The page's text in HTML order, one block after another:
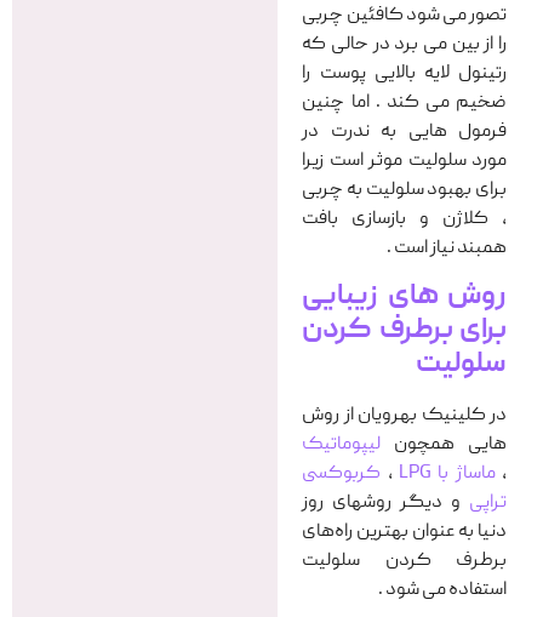
تصور می شود کافئین چربی
را از بین می برد در حالی که
رتینول لایه بالایی پوست را
ضخیم می کند . اما چنین
فرمول هایی به ندرت در
مورد سلولیت موثر است زیرا
برای بهبود سلولیت به چربی
، کلاژن و بازسازی بافت
همبند نیاز است .
روش های زیبایی
برای برطرف کردن
سلولیت
در کلینیک بهرویان از روش
هایی همچون لیپوماتیک
،ماساژ با LPG ، کربوکسی
تراپی و دیگر روشهای روز
دنیا به عنوان بهترین راه‌های
برطرف کردن سلولیت
استفاده می شود .